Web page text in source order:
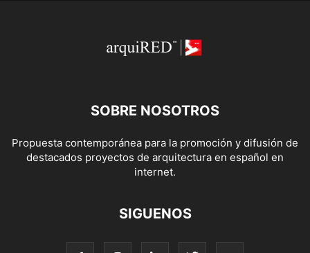
SOBRE NOSOTROS
Propuesta contemporánea para la promoción y difusión de
destacados proyectos de arquitectura en español en
internet.
SIGUENOS